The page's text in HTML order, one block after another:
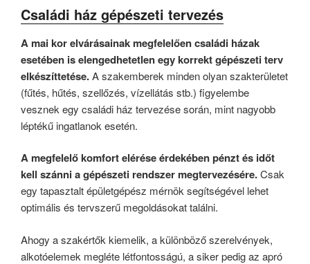
Családi ház gépészeti tervezés
A mai kor elvárásainak megfelelően családi házak
esetében is elengedhetetlen egy korrekt gépészeti terv
elkészíttetése.A szakemberek minden olyan szakterületet
(fűtés, hűtés, szellőzés, vízellátás stb.) figyelembe
vesznek egy családi ház tervezése során, mint nagyobb
léptékű ingatlanok esetén.
A megfelelő komfort elérése érdekében pénzt és időt
kell szánni a gépészeti rendszer megtervezésére.Csak
egy tapasztalt épületgépész mérnök segítségével lehet
optimális és tervszerű megoldásokat találni.
Ahogy a szakértők kiemelik, a különböző szerelvények,
alkotóelemek megléte létfontosságú, a siker pedig az apró